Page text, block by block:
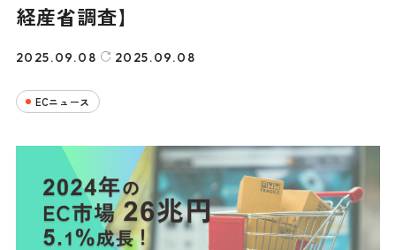
経産省調査】
2025.09.08 2025.09.08
ECニュース